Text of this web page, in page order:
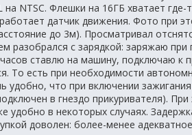
NTSC. Флешки на 16ГБ хватает
датчик движения. Фото при
до 3м). Просматривал
разобрался с зарядкой: заряжаю
ставлю на машину, подключаю к
То есть при необходимости
удобно, что при включении
в гнездо прикуривателя).
удобно в некоторых случаях.
доволен: более-менее